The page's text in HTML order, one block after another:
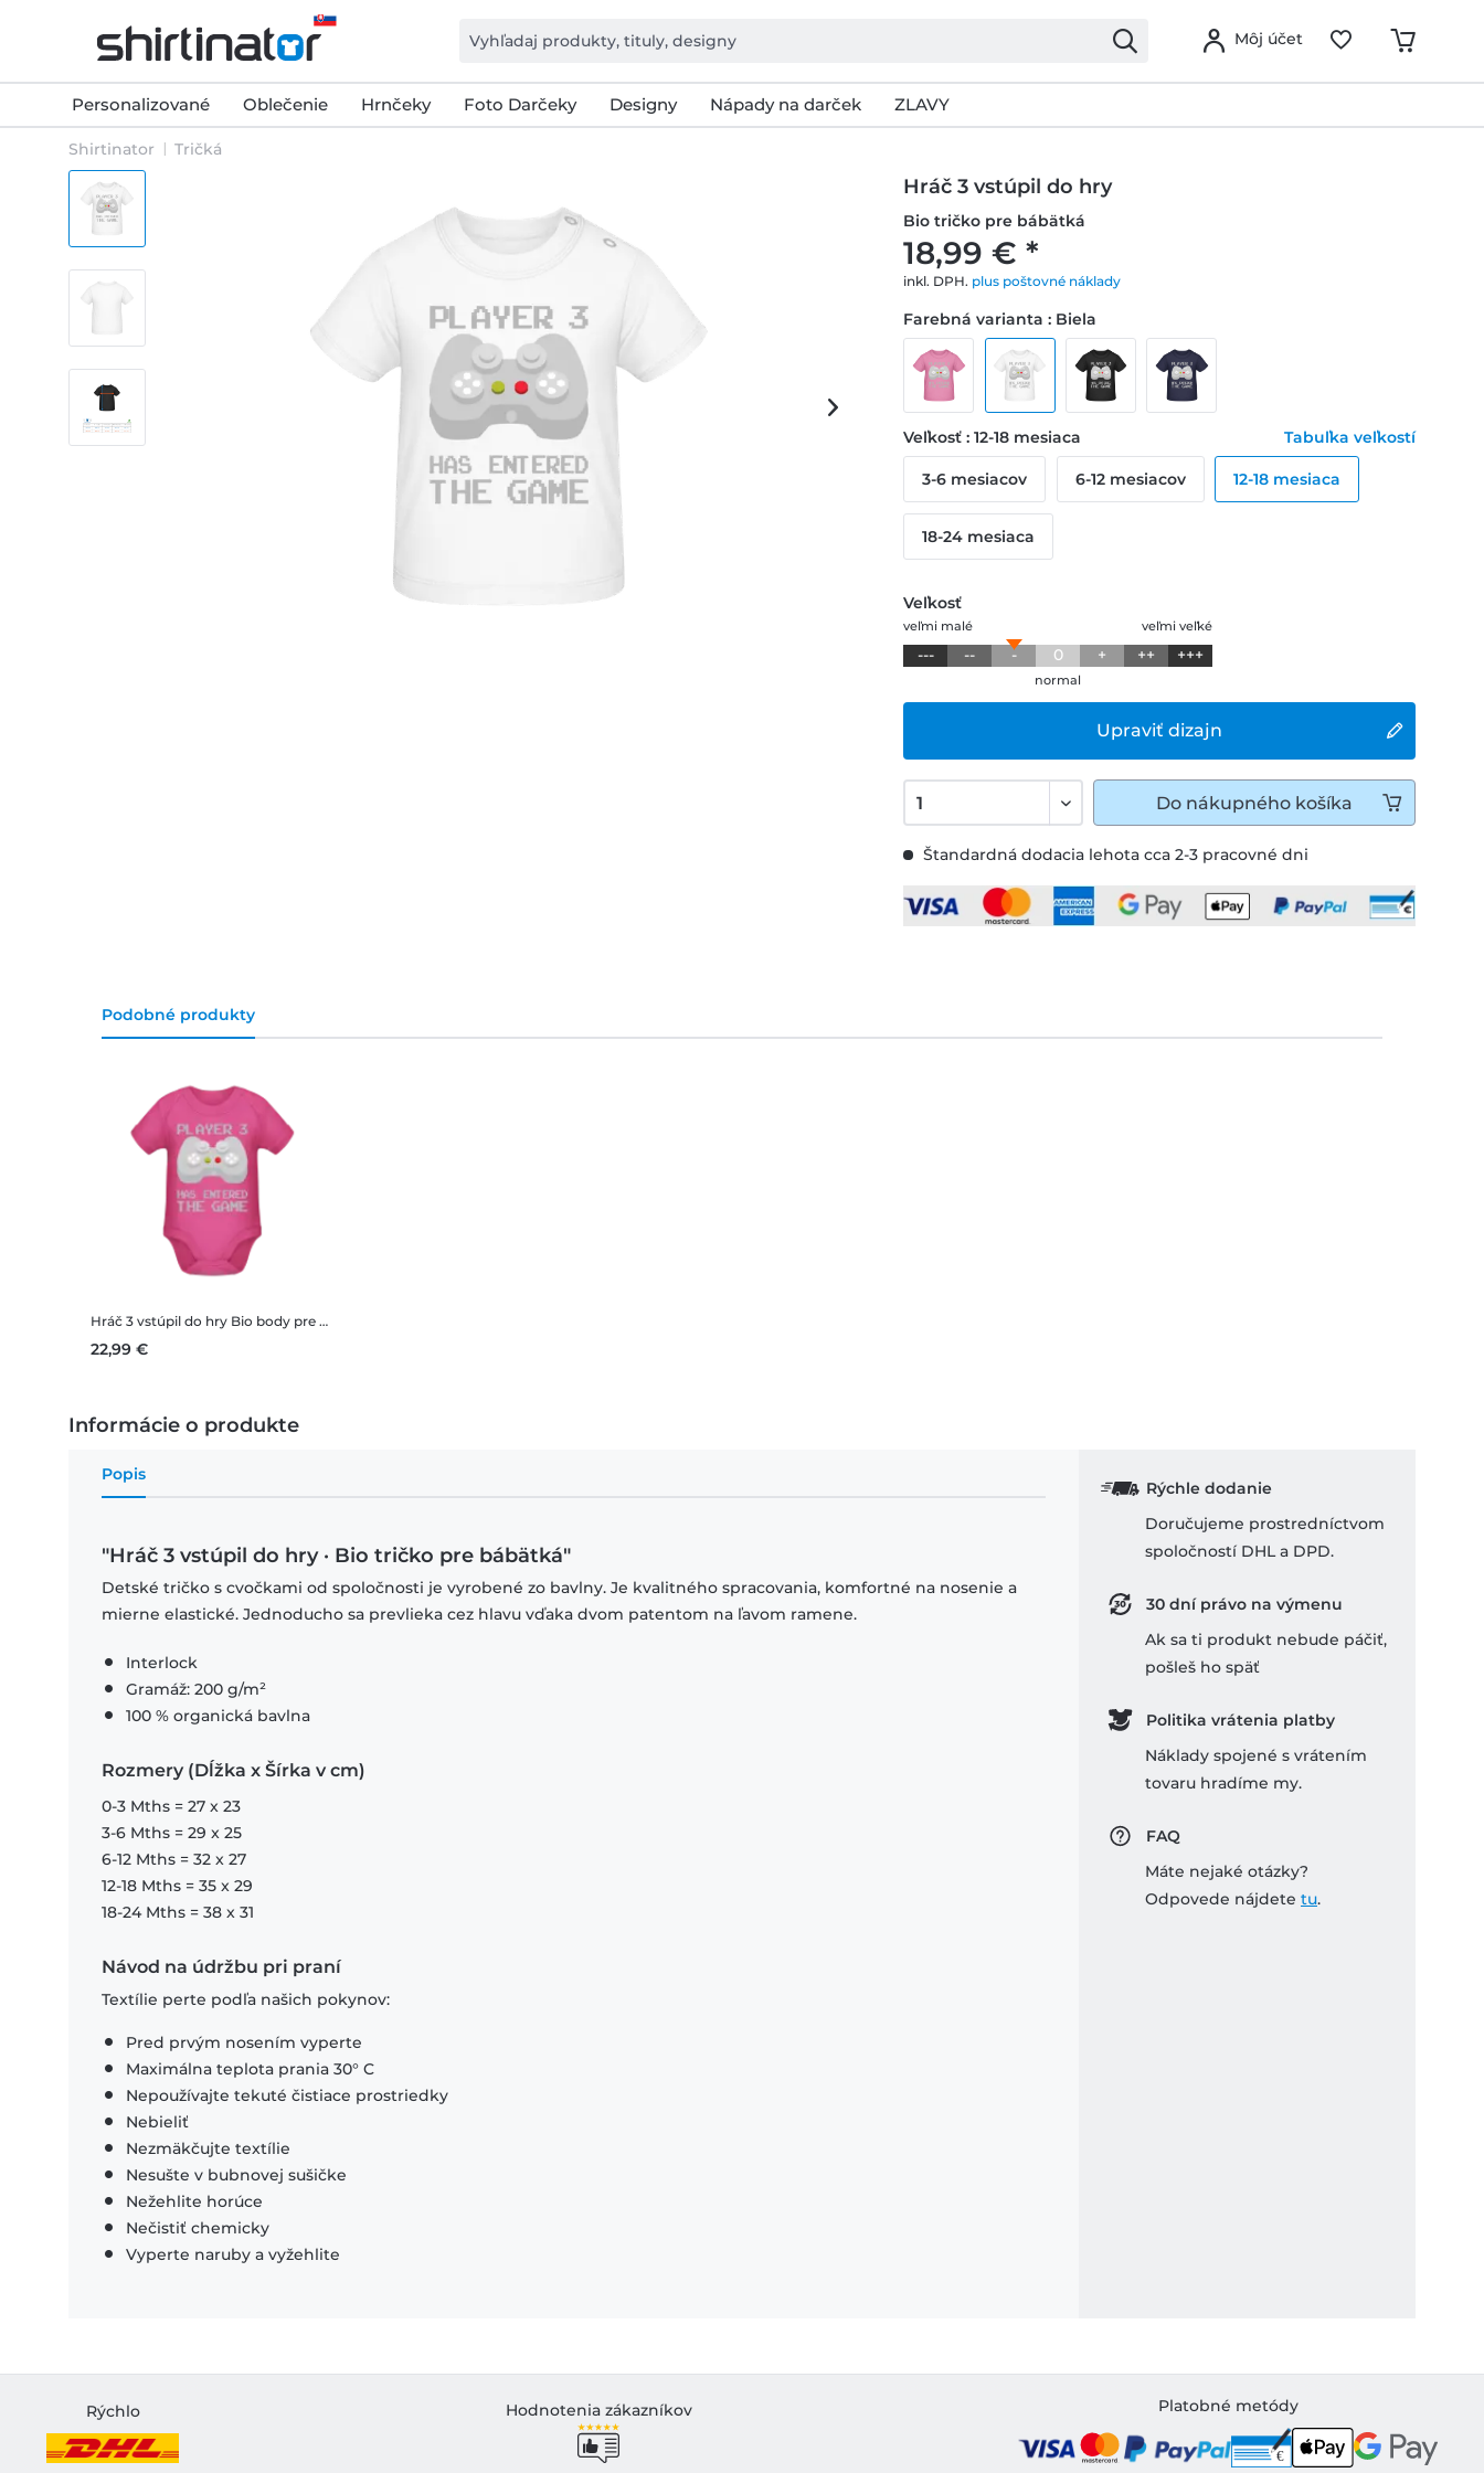
Môj účet
Personalizované Oblečenie Hrnčeky Foto Darčeky Designy Nápady na darček ZLAVY
Shirtinator Tričká
Hráč 3 vstúpil do hry
Bio tričko pre bábätká
18,99 € *
inkl. DPH. plus poštovné náklady
Štandardná dodacia lehota cca 2-3 pracovné dni
Upraviť dizajn
Farebná varianta : Biela
Veľkosť : 12-18 mesiaca Tabuľka veľkostí
3-6 mesiacov 6-12 mesiacov 12-18 mesiaca
18-24 mesiaca
Veľkosť
veľmi veľké
veľmi malé
--- -- - 0 + ++ +++
normal
Do nákupného košíka
Podobné produkty
Hráč 3 vstúpil do hry Bio body pre deti
22,99 €
Informácie o produkte
Popis
"Hráč 3 vstúpil do hry · Bio tričko pre bábätká"
Detské tričko s cvočkami od spoločnosti je vyrobené zo bavlny. Je kvalitného spracovania, komfortné na nosenie a
mierne elastické. Jednoducho sa prevlieka cez hlavu vďaka dvom patentom na ľavom ramene.
Interlock
Gramáž: 200 g/m²
100 % organická bavlna
Rozmery (Dĺžka x Šírka v cm)
0-3 Mths = 27 x 23
3-6 Mths = 29 x 25
6-12 Mths = 32 x 27
12-18 Mths = 35 x 29
18-24 Mths = 38 x 31
Návod na údržbu pri praní
Textílie perte podľa našich pokynov:
Pred prvým nosením vyperte
Maximálna teplota prania 30° C
Nepoužívajte tekuté čistiace prostriedky
Nebieliť
Nezmäkčujte textílie
Nesušte v bubnovej sušičke
Nežehlite horúce
Nečistiť chemicky
Vyperte naruby a vyžehlite
Rýchle dodanie
Doručujeme prostredníctvom
spoločností DHL a DPD.
30 dní právo na výmenu
Ak sa ti produkt nebude páčiť,
pošleš ho späť
Politika vrátenia platby
Náklady spojené s vrátením
tovaru hradíme my.
FAQ
Máte nejaké otázky?
Odpovede nájdete tu.
Rýchlo Hodnotenia zákazníkov Platobné metódy